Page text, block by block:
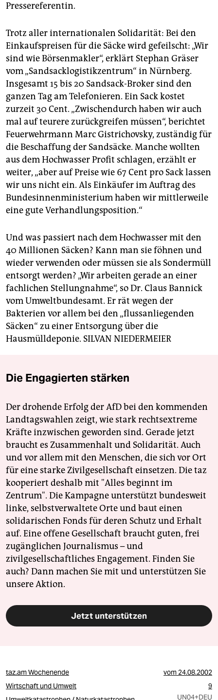
Pressereferentin.
Trotz aller internationalen Solidarität: Bei den
Einkaufspreisen für die Säcke wird gefeilscht: „Wir
sind wie Börsenmakler“, erklärt Stephan Gräser
vom „Sandsacklogistikzentrum“ in Nürnberg.
Insgesamt 15 bis 20 Sandsack-Broker sind den
ganzen Tag am Telefonieren. Ein Sack kostet
zurzeit 30 Cent. „Zwischendurch haben wir auch
mal auf teurere zurückgreifen müssen“, berichtet
Feuerwehrmann Marc Gistrichovsky, zuständig für
die Beschaffung der Sandsäcke. Manche wollten
aus dem Hochwasser Profit schlagen, erzählt er
weiter, „aber auf Preise wie 67 Cent pro Sack lassen
wir uns nicht ein. Als Einkäufer im Auftrag des
Bundesinnenministerium haben wir mittlerweile
eine gute Verhandlungsposition.“
Und was passiert nach dem Hochwasser mit den
40 Millionen Säcken? Kann man sie föhnen und
wieder verwenden oder müssen sie als Sondermüll
entsorgt werden? „Wir arbeiten gerade an einer
fachlichen Stellungnahme“, so Dr. Claus Bannick
vom Umweltbundesamt. Er rät wegen der
Bakterien vor allem bei den „flussanliegenden
Säcken“ zu einer Entsorgung über die
Hausmülldeponie. SILVAN NIEDERMEIER
Die Engagierten stärken
Der drohende Erfolg der AfD bei den kommenden
Landtagswahlen zeigt, wie stark rechtsextreme
Kräfte inzwischen geworden sind. Gerade jetzt
braucht es Zusammenhalt und Solidarität. Auch
und vor allem mit den Menschen, die sich vor Ort
für eine starke Zivilgesellschaft einsetzen. Die taz
kooperiert deshalb mit "Alles beginnt im
Zentrum". Die Kampagne unterstützt bundesweit
linke, selbstverwaltete Orte und baut einen
solidarischen Fonds für deren Schutz und Erhalt
auf. Eine offene Gesellschaft braucht guten, frei
zugänglichen Journalismus – und
zivilgesellschaftliches Engagement. Finden Sie
auch? Dann machen Sie mit und unterstützen Sie
unsere Aktion.
Jetzt unterstützen
taz.am Wochenende vom24.08.2002
Wirtschaft und Umwelt
9
UN04+DEU